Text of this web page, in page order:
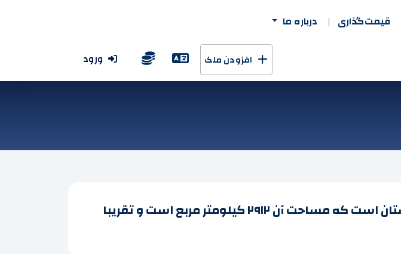
قیمت‌گذاری درباره ما
افزودن ملک ورود
آجارا یک منطقه اداری-سیاسی خودمختار در جمهوری گرجستان است که مساحت آن ۲۹۱۲ کیلومتر مربع است و تقریبا